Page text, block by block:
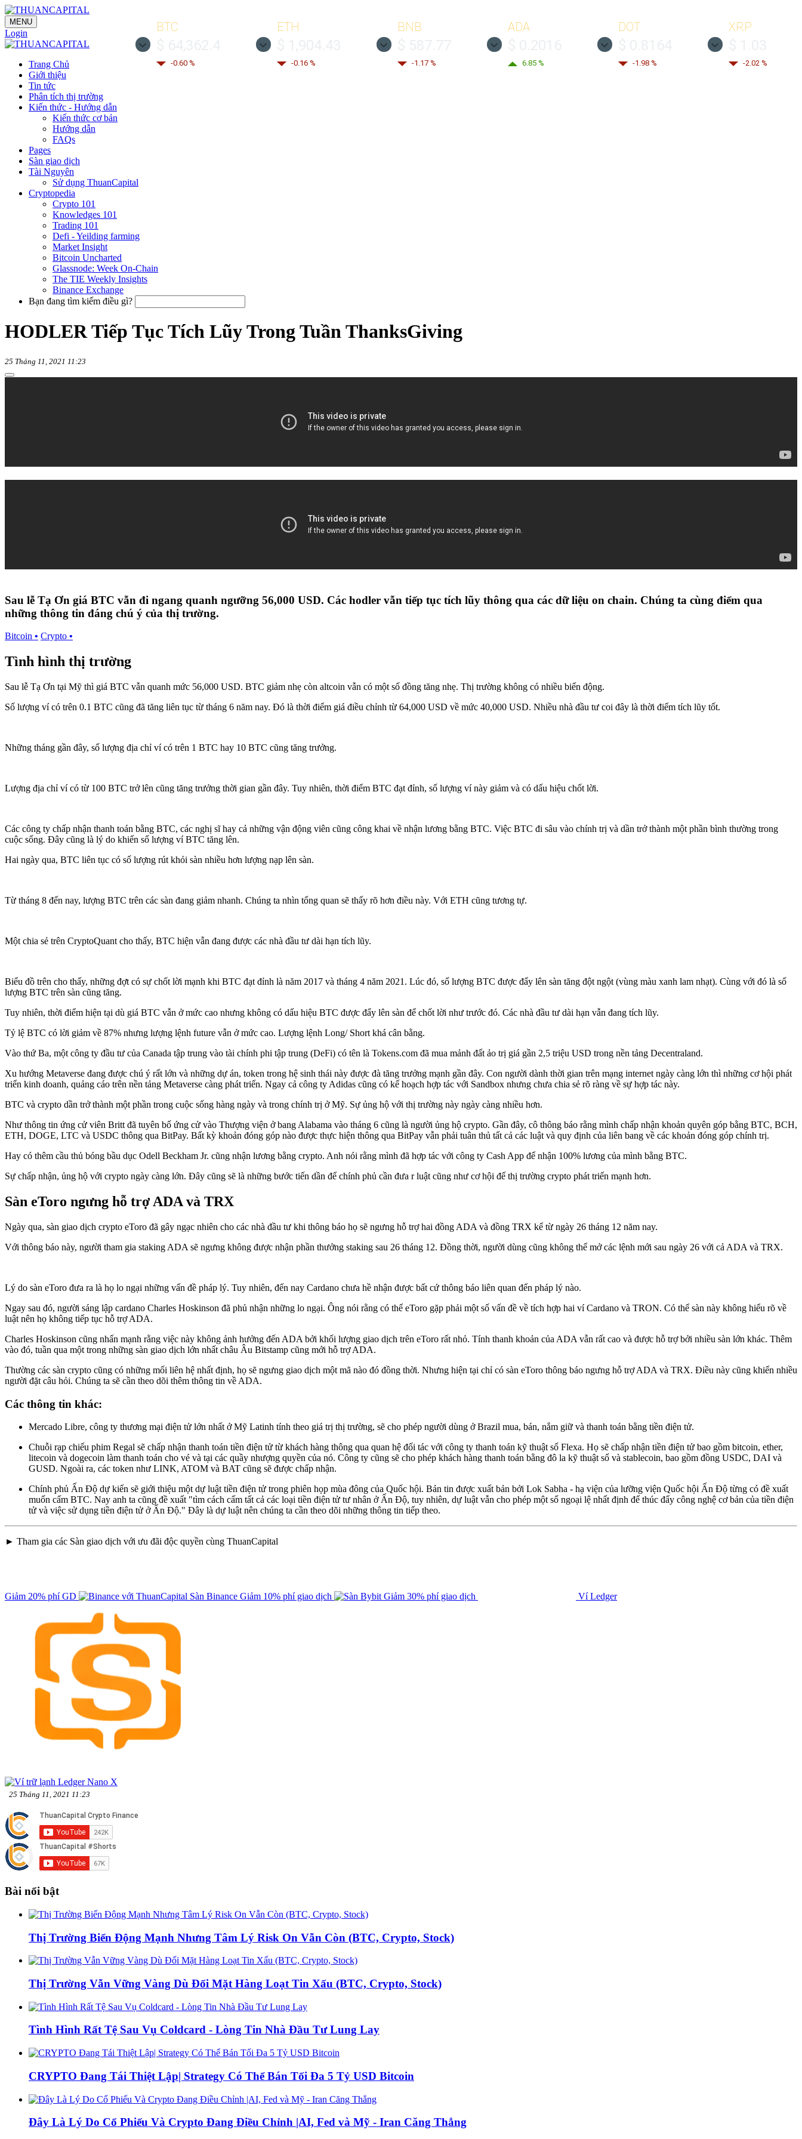
BTC
-0.60 %
ETH
-0.16 %
BNB
-1.17 %
ADA
6.85 %
DOT
-1.98 %
XRP
-2.02 %
MENU
Login
Trang Chủ
Giới thiệu
Tin tức
Phân tích thị trường
Kiến thức - Hướng dẫn
Kiến thức cơ bản
Hướng dẫn
FAQs
Pages
Sàn giao dịch
Tài Nguyên
Sử dụng ThuanCapital
Cryptopedia
Crypto 101
Knowledges 101
Trading 101
Defi - Yeilding farming
Market Insight
Bitcoin Uncharted
Glassnode: Week On-Chain
The TIE Weekly Insights
Binance Exchange
Bạn đang tìm kiếm điều gì?
HODLER Tiếp Tục Tích Lũy Trong Tuần ThanksGiving
25 Tháng 11, 2021 11:23
Sau lễ Tạ Ơn giá BTC vẫn đi ngang quanh ngưỡng 56,000 USD. Các hodler vẫn tiếp tục tích lũy thông qua các dữ liệu on chain. Chúng ta cùng điểm qua
những thông tin đáng chú ý của thị trường.
Bitcoin • Crypto •
Tình hình thị trường
Sau lễ Tạ Ơn tại Mỹ thì giá BTC vẫn quanh mức 56,000 USD. BTC giảm nhẹ còn altcoin vẫn có một số đồng tăng nhẹ. Thị trường không có nhiều biến động.
Số lượng ví có trên 0.1 BTC cũng đã tăng liên tục từ tháng 6 năm nay. Đó là thời điểm giá điều chỉnh từ 64,000 USD về mức 40,000 USD. Nhiều nhà đầu tư coi đây là thời điểm tích lũy tốt.
Những tháng gần đây, số lượng địa chỉ ví có trên 1 BTC hay 10 BTC cũng tăng trưởng.
Lượng địa chỉ ví có từ 100 BTC trở lên cũng tăng trưởng thời gian gần đây. Tuy nhiên, thời điểm BTC đạt đỉnh, số lượng ví này giảm và có dấu hiệu chốt lời.
Các công ty chấp nhận thanh toán bằng BTC, các nghị sĩ hay cả những vận động viên cũng công khai về nhận lương bằng BTC. Việc BTC đi sâu vào chính trị và dần trở thành một phần bình thường trong
cuộc sống. Đây cũng là lý do khiến số lượng ví BTC tăng lên.
Hai ngày qua, BTC liên tục có số lượng rút khỏi sàn nhiều hơn lượng nạp lên sàn.
Từ tháng 8 đến nay, lượng BTC trên các sàn đang giảm nhanh. Chúng ta nhìn tổng quan sẽ thấy rõ hơn điều này. Với ETH cũng tương tự.
Một chia sẻ trên CryptoQuant cho thấy, BTC hiện vẫn đang được các nhà đầu tư dài hạn tích lũy.
Biểu đồ trên cho thấy, những đợt có sự chốt lời mạnh khi BTC đạt đỉnh là năm 2017 và tháng 4 năm 2021. Lúc đó, số lượng BTC được đẩy lên sàn tăng đột ngột (vùng màu xanh lam nhạt). Cùng với đó là số
lượng BTC trên sàn cũng tăng.
Tuy nhiên, thời điểm hiện tại dù giá BTC vẫn ở mức cao nhưng không có dấu hiệu BTC được đẩy lên sàn để chốt lời như trước đó. Các nhà đầu tư dài hạn vẫn đang tích lũy.
Tỷ lệ BTC có lời giảm về 87% nhưng lượng lệnh future vẫn ở mức cao. Lượng lệnh Long/ Short khá cân bằng.
Vào thứ Ba, một công ty đầu tư của Canada tập trung vào tài chính phi tập trung (DeFi) có tên là Tokens.com đã mua mảnh đất ảo trị giá gần 2,5 triệu USD trong nền tảng Decentraland.
Xu hướng Metaverse đang được chú ý rất lớn và những dự án, token trong hệ sinh thái này được đà tăng trưởng mạnh gần đây. Con người dành thời gian trên mạng internet ngày càng lớn thì những cơ hội phát
triển kinh doanh, quảng cáo trên nền tảng Metaverse càng phát triển. Ngay cả công ty Adidas cũng có kế hoạch hợp tác với Sandbox nhưng chưa chia sẻ rõ ràng về sự hợp tác này.
BTC và crypto dần trở thành một phần trong cuộc sống hàng ngày và trong chính trị ở Mỹ. Sự ủng hộ với thị trường này ngày càng nhiều hơn.
Như thông tin ứng cử viên Britt đã tuyên bố ứng cử vào Thượng viện ở bang Alabama vào tháng 6 cũng là người ủng hộ crypto. Gần đây, cô thông báo rằng mình chấp nhận khoản quyên góp bằng BTC, BCH,
ETH, DOGE, LTC và USDC thông qua BitPay. Bất kỳ khoản đóng góp nào được thực hiện thông qua BitPay vẫn phải tuân thủ tất cả các luật và quy định của liên bang về các khoản đóng góp chính trị.
Hay có thêm cầu thủ bóng bầu dục Odell Beckham Jr. cũng nhận lương bằng crypto. Anh nói rằng mình đã hợp tác với công ty Cash App để nhận 100% lương của mình bằng BTC.
Sự chấp nhận, ủng hộ với crypto ngày càng lớn. Đây cũng sẽ là những bước tiến dần để chính phủ cần đưa r luật cũng như cơ hội để thị trường crypto phát triển mạnh hơn.
Sàn eToro ngưng hỗ trợ ADA và TRX
Ngày qua, sàn giao dịch crypto eToro đã gây ngạc nhiên cho các nhà đầu tư khi thông báo họ sẽ ngưng hỗ trợ hai đồng ADA và đồng TRX kể từ ngày 26 tháng 12 năm nay.
Với thông báo này, người tham gia staking ADA sẽ ngưng không được nhận phần thưởng staking sau 26 tháng 12. Đồng thời, người dùng cũng không thể mở các lệnh mới sau ngày 26 với cả ADA và TRX.
Lý do sàn eToro đưa ra là họ lo ngại những vấn đề pháp lý. Tuy nhiên, đến nay Cardano chưa hề nhận được bất cứ thông báo liên quan đến pháp lý nào.
Ngay sau đó, người sáng lập cardano Charles Hoskinson đã phủ nhận những lo ngại. Ông nói rằng có thể eToro gặp phải một số vấn đề về tích hợp hai ví Cardano và TRON. Có thể sàn này không hiểu rõ về
luật nên họ không tiếp tục hỗ trợ ADA.
Charles Hoskinson cũng nhấn mạnh rằng việc này không ảnh hưởng đến ADA bởi khối lượng giao dịch trên eToro rất nhỏ. Tính thanh khoản của ADA vẫn rất cao và được hỗ trợ bởi nhiều sàn lớn khác. Thêm
vào đó, tuần qua một trong những sàn giao dịch lớn nhất châu Âu Bitstamp cũng mới hỗ trợ ADA.
Thường các sàn crypto cũng có những mối liên hệ nhất định, họ sẽ ngưng giao dịch một mã nào đó đồng thời. Nhưng hiện tại chỉ có sàn eToro thông báo ngưng hỗ trợ ADA và TRX. Điều này cũng khiến nhiều
người đặt câu hỏi. Chúng ta sẽ cần theo dõi thêm thông tin về ADA.
Các thông tin khác:
Mercado Libre, công ty thương mại điện tử lớn nhất ở Mỹ Latinh tính theo giá trị thị trường, sẽ cho phép người dùng ở Brazil mua, bán, nắm giữ và thanh toán bằng tiền điện tử.
Chuỗi rạp chiếu phim Regal sẽ chấp nhận thanh toán tiền điện tử từ khách hàng thông qua quan hệ đối tác với công ty thanh toán kỹ thuật số Flexa. Họ sẽ chấp nhận tiền điện tử bao gồm bitcoin, ether,
litecoin và dogecoin làm thanh toán cho vé và tại các quầy nhượng quyền của nó. Công ty cũng sẽ cho phép khách hàng thanh toán bằng đô la kỹ thuật số và stablecoin, bao gồm đồng USDC, DAI và
GUSD. Ngoài ra, các token như LINK, ATOM và BAT cũng sẽ được chấp nhận.
Chính phủ Ấn Độ dự kiến ​​sẽ giới thiệu một dự luật tiền điện tử trong phiên họp mùa đông của Quốc hội. Bản tin được xuất bản bởi Lok Sabha - hạ viện của lưỡng viện Quốc hội Ấn Độ từng có đề xuất
muốn cấm BTC. Nay anh ta cũng đề xuất "tìm cách cấm tất cả các loại tiền điện tử tư nhân ở Ấn Độ, tuy nhiên, dự luật vẫn cho phép một số ngoại lệ nhất định để thúc đẩy công nghệ cơ bản của tiền điện
tử và việc sử dụng tiền điện tử ở Ấn Độ." Đây là dự luật nên chúng ta cần theo dõi những thông tin tiếp theo.
► Tham gia các Sàn giao dịch với ưu đãi độc quyền cùng ThuanCapital
Giảm 20% phí GD Sàn Binance Giảm 10% phí giao dịch Giảm 30% phí giao dịch Ví Ledger
25 Tháng 11, 2021 11:23
Bài nổi bật
Thị Trường Biến Động Mạnh Nhưng Tâm Lý Risk On Vẫn Còn (BTC, Crypto, Stock)
Thị Trường Vẫn Vững Vàng Dù Đối Mặt Hàng Loạt Tin Xấu (BTC, Crypto, Stock)
Tình Hình Rất Tệ Sau Vụ Coldcard - Lòng Tin Nhà Đầu Tư Lung Lay
CRYPTO Đang Tái Thiệt Lập| Strategy Có Thể Bán Tối Đa 5 Tỷ USD Bitcoin
Đây Là Lý Do Cổ Phiếu Và Crypto Đang Điều Chỉnh |AI, Fed và Mỹ - Iran Căng Thẳng